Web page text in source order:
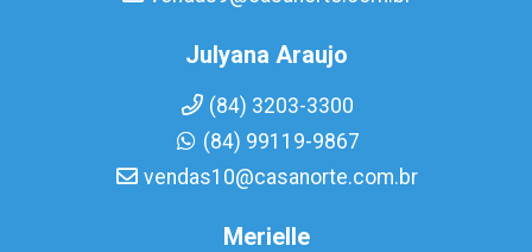
Julyana Araujo
(84) 3203-3300
(84) 99119-9867
vendas10@casanorte.com.br
Merielle